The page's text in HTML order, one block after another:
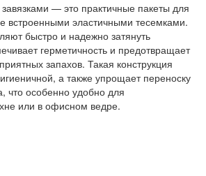
— это практичные пакеты для
встроенными эластичными тесемками.
быстро и надежно затянуть
герметичность и предотвращает
запахов. Такая конструкция
а также упрощает переноску
что особенно удобно для
или в офисном ведре.